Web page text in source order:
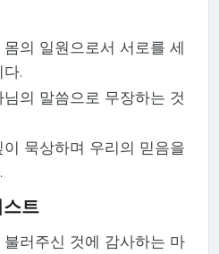
의 일원으로서 서로를 세
.
의 말씀으로 무장하는 것
묵상하며 우리의 믿음을
트
러주신 것에 감사하는 마